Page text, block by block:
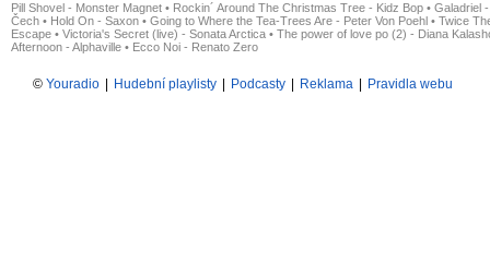
Pill Shovel - Monster Magnet • Rockin´ Around The Christmas Tree - Kidz Bop • Galadriel
Čech • Hold On - Saxon • Going to Where the Tea-Trees Are - Peter Von Poehl • Twice
Escape • Victoria's Secret (live) - Sonata Arctica • The power of love po (2) - Diana
Afternoon - Alphaville • Ecco Noi - Renato Zero
© Youradio Hudební playlisty Podcasty Reklama Pravidla webu